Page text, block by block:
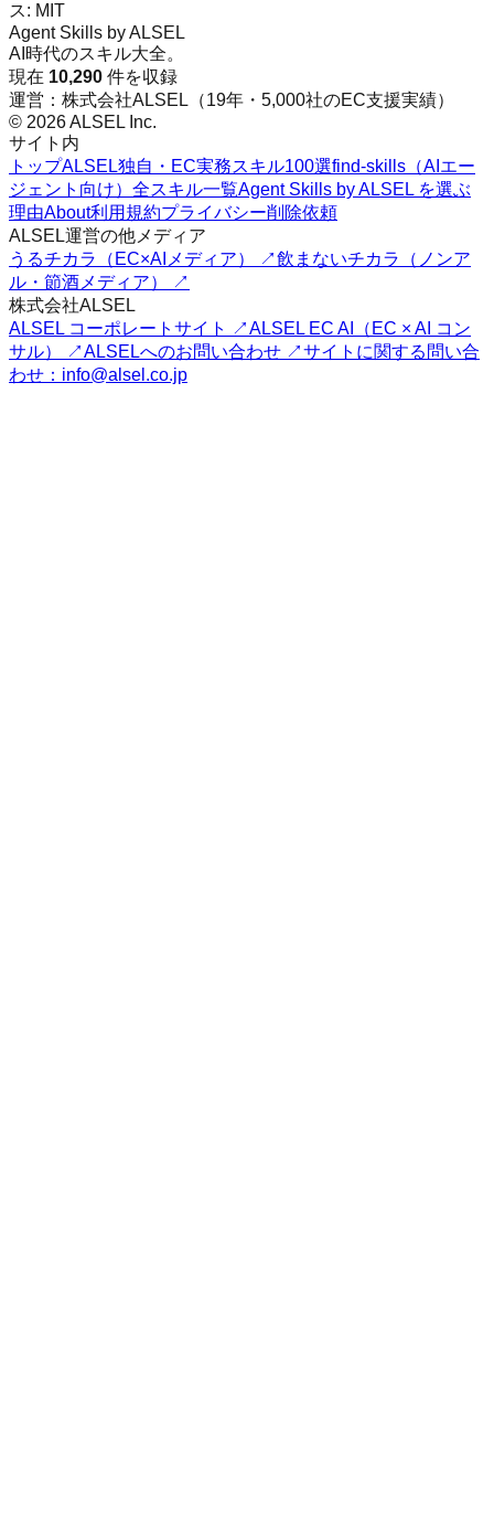
ス: MIT
Agent Skills by ALSEL
AI時代のスキル大全。
現在 10,290 件を収録
運営：株式会社ALSEL（19年・5,000社のEC支援実績）
© 2026 ALSEL Inc.
サイト内
トップALSEL独自・EC実務スキル100選find-skills（AIエー
ジェント向け） 全スキル一覧Agent Skills by ALSEL を選ぶ
理由About利用規約プライバシー削除依頼
ALSEL運営の他メディア
うるチカラ（EC×AIメディア） ↗飲まないチカラ（ノンア
ル・節酒メディア） ↗
株式会社ALSEL
ALSEL コーポレートサイト ↗ALSEL EC AI（EC × AI コン
サル） ↗ALSELへのお問い合わせ ↗サイトに関する問い合
わせ：info@alsel.co.jp